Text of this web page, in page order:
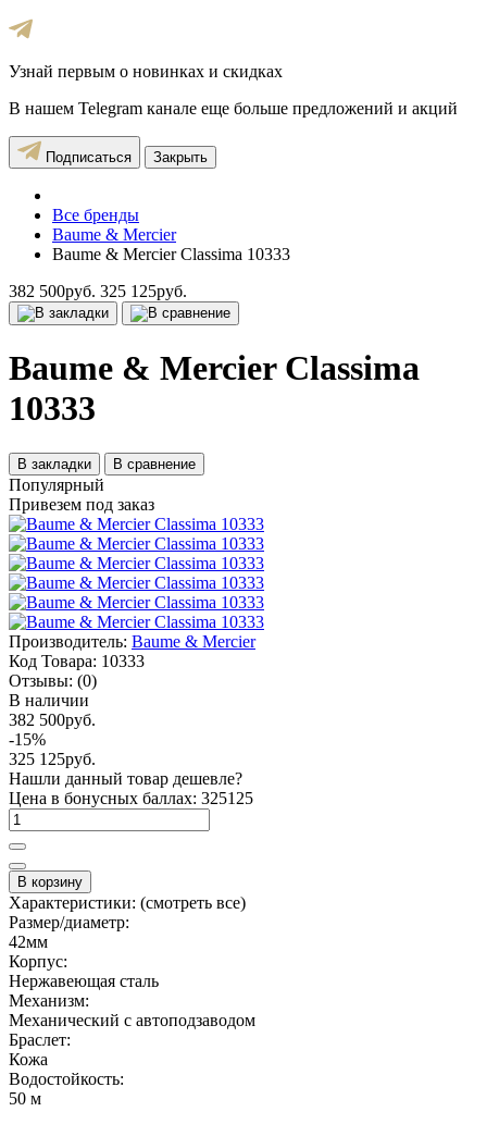
Узнай первым о новинках и скидках
В нашем Telegram канале еще больше предложений и акций
Подписаться Закрыть
Все бренды
Baume & Mercier
Baume & Mercier Classima 10333
382 500руб. 325 125руб.
Baume & Mercier Classima
10333
В закладки В сравнение
Популярный
Привезем под заказ
Производитель: Baume & Mercier
Код Товара: 10333
Отзывы: (0)
В наличии
382 500руб.
-15%
325 125руб.
Нашли данный товар дешевле?
Цена в бонусных баллах: 325125
В корзину
Характеристики: (смотреть все)
Размер/диаметр:
42мм
Корпус:
Нержавеющая сталь
Механизм:
Механический с автоподзаводом
Браслет:
Кожа
Водостойкость:
50 м